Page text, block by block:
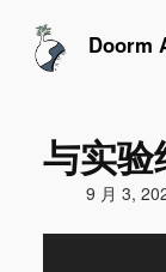
Doorm
与实验
9 月 3,